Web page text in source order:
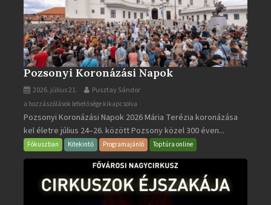
Pozsonyi Koronázási Napok
2026. július 21. Pusztay Sándor
Pozsonyi
Koronázási
Napok
bejegyzéshez
a hozzászólások lehetősége kikapcsolva
Pozsonyi Koronázási Napok 2026 Mária Terézia koronázása
kel életre július 24–26. között Pozsony közel 300 éven...
Fókuszban Kitekintő Programajánló Toptúra online